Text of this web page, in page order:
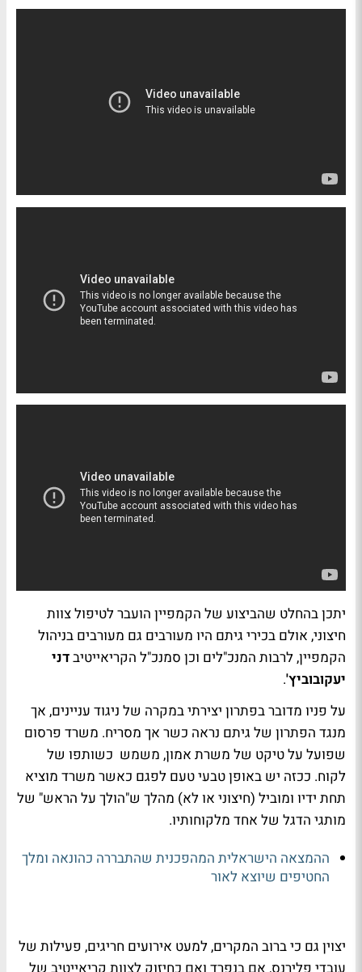
יתכן בהחלט שהביצוע של הקמפיין הועבר לטיפול צוות
חיצוני, אולם בכירי גיתם היו מעורבים גם מעורבים בניהול
הקמפיין, לרבות המנכ"לים וכן סמנכ"ל הקריאייטיבדני
יעקובוביץ'.
על פניו מדובר בפתרון יצירתי במקרה של ניגוד עניינים, אך
מנגד הפתרון של גיתם נראה כשר אך מסריח. משרד פרסום
שפועל על טיקט של משרת אמון, משמש כשותפו של
לקוח. ככזה יש באופן טבעי טעם לפגם כאשר משרד מוציא
תחת ידיו ומוביל (חיצוני או לא) מהלך ש"הולך על הראש" של
מותגי הדגל של אחד מלקוחותיו.
ההמצאה הישראלית המהפכנית שהתבררה כהונאה ומלך
החטיפים שיוצא לאור
יצוין גם כי ברוב המקרים, למעט אירועים חריגים, פעילות של